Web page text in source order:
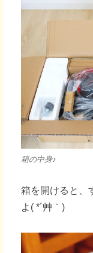
箱の中身♪
箱を開けると、
よ( *´艸｀)